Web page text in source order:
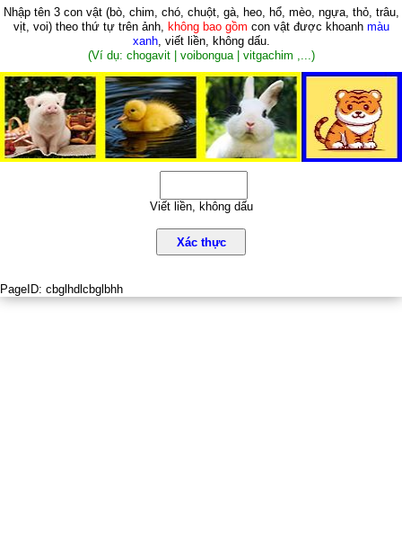
Nhập tên 3 con vật (bò, chim, chó, chuột, gà, heo, hổ, mèo, ngựa, thỏ, trâu,
vịt, voi)theo thứ tự trên ảnh, không bao gồm con vật được khoanh màu
xanh, viết liền, không dấu.
(Ví dụ: chogavit | voibongua | vitgachim ,...)
Viết liền, không dấu
Xác thực
PageID: cbglhdlcbglbhh